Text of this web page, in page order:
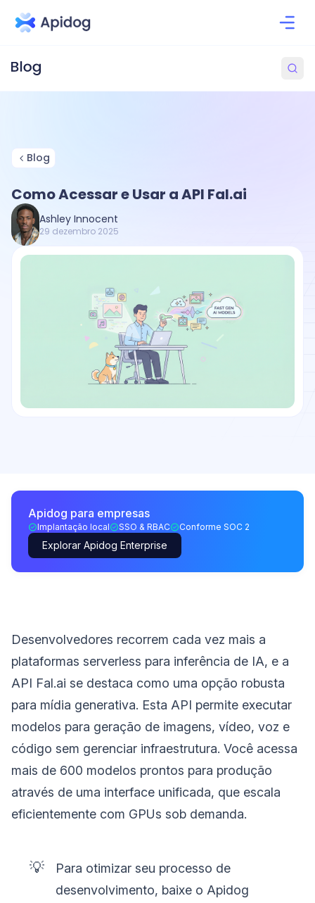
Blog
Como Acessar e Usar a API Fal.ai
Ashley Innocent
29 dezembro 2025
Apidog para empresas
Implantação local SSO & RBAC Conforme SOC 2
Explorar Apidog Enterprise
Desenvolvedores recorrem cada vez mais a
plataformas serverless para inferência de IA, e a
API Fal.ai se destaca como uma opção robusta
para mídia generativa. Esta API permite executar
modelos para geração de imagens, vídeo, voz e
código sem gerenciar infraestrutura. Você acessa
mais de 600 modelos prontos para produção
através de uma interface unificada, que escala
eficientemente com GPUs sob demanda.
💡
Para otimizar seu processo de
desenvolvimento, baixe o Apidog